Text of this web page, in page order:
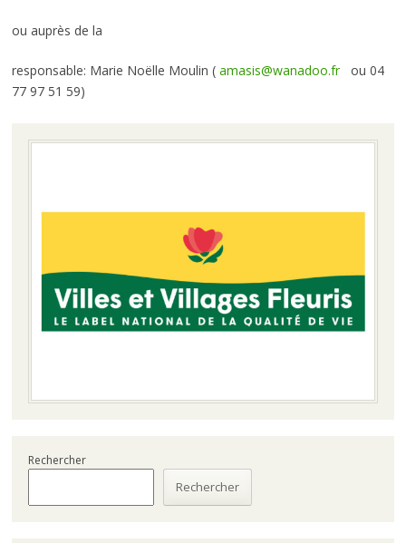
ou auprès de la
responsable: Marie Noëlle Moulin ( amasis@wanadoo.frou 04
77 97 51 59)
Rechercher
Rechercher